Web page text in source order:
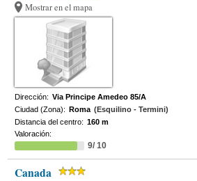
Mostrar en el mapa
Dirección: Via Principe Amedeo 85/A
Ciudad (Zona): Roma (Esquilino - Termini)
Distancia del centro: 160 m
Valoración:
9/ 10
Canada